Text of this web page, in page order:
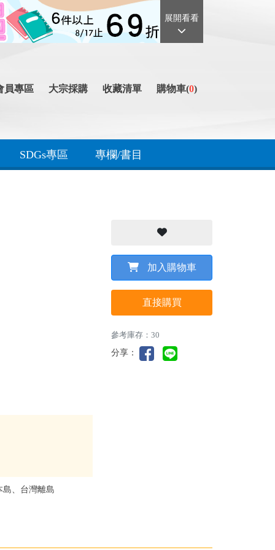
展開看看
員專區 大宗採購 收藏清單 購物車(0)
SDGs專區 專欄/書目
島、台灣離島
加入購物車
直接購買
參考庫存：30
分享：